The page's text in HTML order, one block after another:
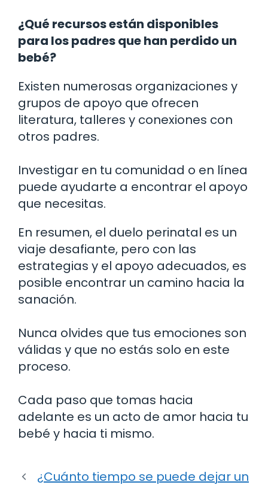
¿Qué recursos están disponibles
para los padres que han perdido un
bebé?
Existen numerosas organizaciones y
grupos de apoyo que ofrecen
literatura, talleres y conexiones con
otros padres.
Investigar en tu comunidad o en línea
puede ayudarte a encontrar el apoyo
que necesitas.
En resumen, el duelo perinatal es un
viaje desafiante, pero con las
estrategias y el apoyo adecuados, es
posible encontrar un camino hacia la
sanación.
Nunca olvides que tus emociones son
válidas y que no estás solo en este
proceso.
Cada paso que tomas hacia
adelante es un acto de amor hacia tu
bebé y hacia ti mismo.
¿Cuánto tiempo se puede dejar un